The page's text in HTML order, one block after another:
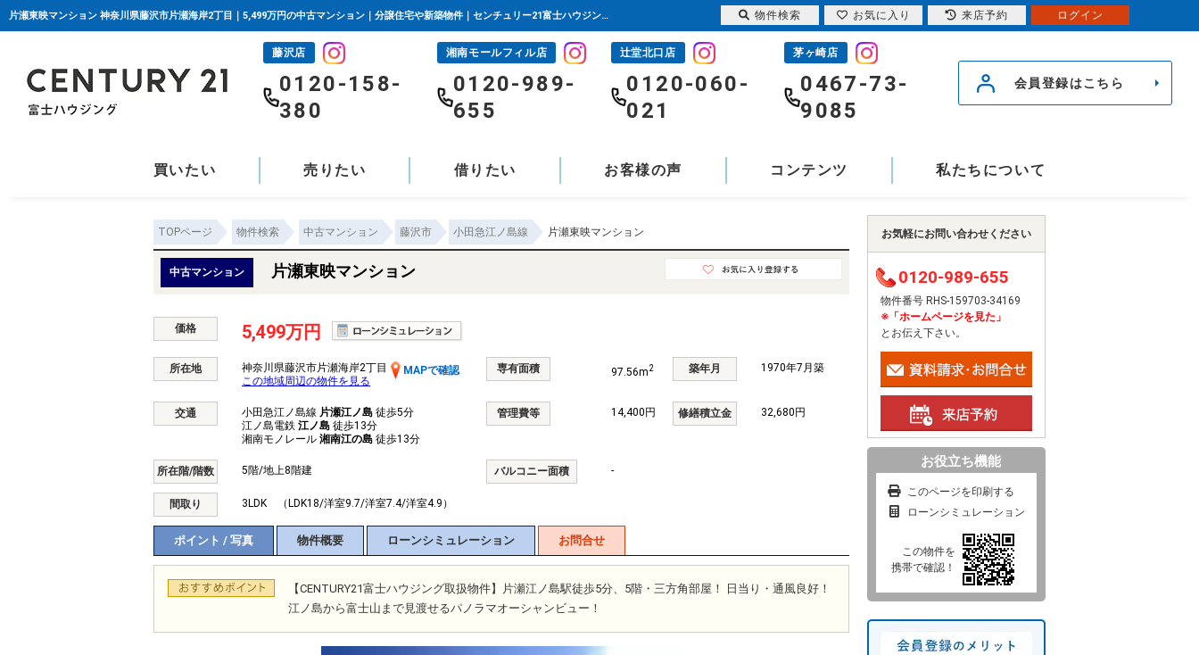
片瀬東映マンション 神奈川県藤沢市片瀬海岸2丁目｜5,499万円の中古マンション｜分譲住宅や新築物件｜センチュリー21富士ハウジング
藤沢店
0120-158-
380
湘南モールフィル店
0120-989-
655
辻堂北口店
0120-060-
021
茅ヶ崎店
0467-73-
9085
会員登録はこちら
買いたい 売りたい 借りたい お客様の声 コンテンツ 私たちについて
TOPページ 物件検索 中古マンション 藤沢市 小田急江ノ島線 片瀬東映マンション
中古マンション 片瀬東映マンション
価格 5,499万円
所在地 神奈川県藤沢市片瀬海岸2丁目
MAPで確認
この地域周辺の物件を見る
専有面積 97.56m2 築年月 1970年7月築
交通 小田急江ノ島線 片瀬江ノ島 徒歩5分
江ノ島電鉄 江ノ島 徒歩13分
湘南モノレール 湘南江の島 徒歩13分
管理費等 14,400円 修繕積立金 32,680円
所在階/階数 5階/地上8階建 バルコニー面積 -
間取り 3LDK （LDK18/洋室9.7/洋室7.4/洋室4.9）
ポイント / 写真 物件概要 ローンシミュレーション お問合せ
【CENTURY21富士ハウジング取扱物件】片瀬江ノ島駅徒歩5分、5階・三方角部屋！ 日当り・通風良好！
江ノ島から富士山まで見渡せるパノラマオーシャンビュー！
お気軽にお問い合わせください
0120-989-655
物件番号 RHS-159703-34169
※「ホームページを見た」
とお伝え下さい。
お役立ち機能
このページを印刷する
ローンシミュレーション
この物件を
携帯で確認！
物件検索 お気に入り 来店予約 ログイン